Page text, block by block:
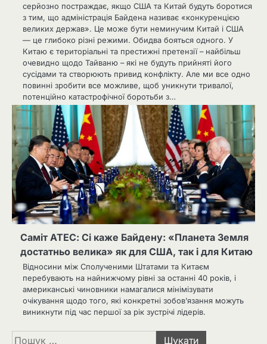
серйозно постраждає, якщо США та Китай будуть боротися
з тим, що адміністрація Байдена називає «конкуренцією
великих держав». Це може бути неминучим Китай і США
— це глибоко різні режими. Обидва бояться одного. У
Китаю є територіальні та престижні претензії – найбільш
очевидно щодо Тайваню – які не будуть прийняті його
сусідами та створюють привид конфлікту. Але ми все одно
повинні зробити все можливе, щоб уникнути тривалої,
потенційно катастрофічної боротьби з…
Саміт АТЕС: Сі каже Байдену: «Планета Земля
достатньо велика» як для США, так і для Китаю
Відносини між Сполученими Штатами та Китаєм
перебувають на найнижчому рівні за останні 40 років, і
американські чиновники намагалися мінімізувати
очікування щодо того, які конкретні зобов’язання можуть
виникнути під час першої за рік зустрічі лідерів.
Пошук: